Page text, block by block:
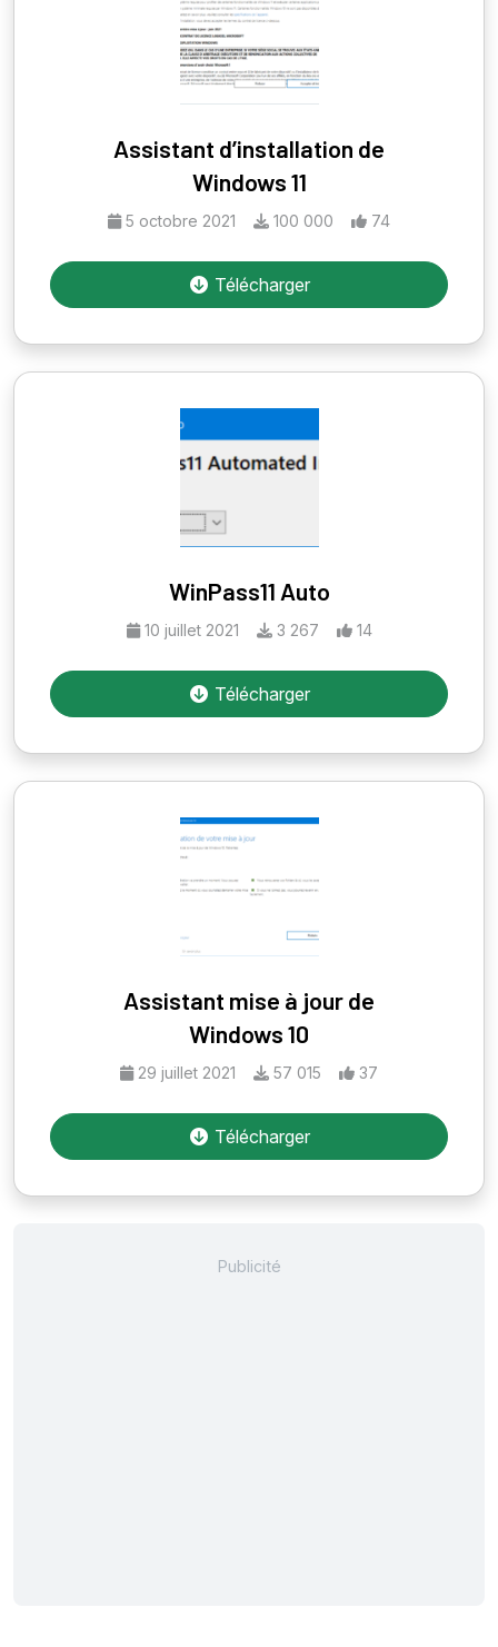
Assistant d’installation de
Windows 11
5 octobre 2021 100 000 74
Télécharger
WinPass11 Auto
10 juillet 2021 3 267 14
Télécharger
Assistant mise à jour de
Windows 10
29 juillet 2021 57 015 37
Télécharger